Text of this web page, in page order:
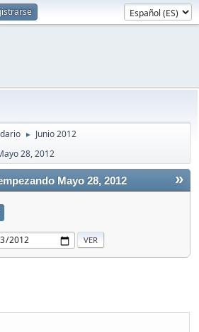
► Junio 2012
28, 2012
»
Mayo 28, 2012